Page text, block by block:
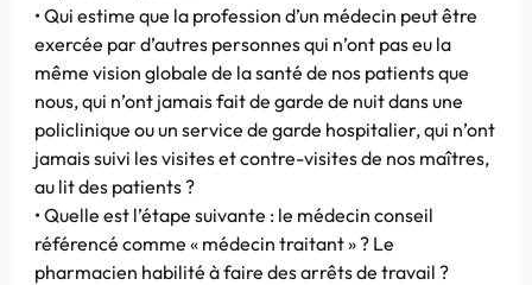
• Qui estime que la profession d’un médecin peut être
exercée par d’autres personnes qui n’ont pas eu la
même vision globale de la santé de nos patients que
nous, qui n’ont jamais fait de garde de nuit dans une
policlinique ou un service de garde hospitalier, qui n’ont
jamais suivi les visites et contre-visites de nos maîtres,
au lit des patients ?
• Quelle est l’étape suivante : le médecin conseil
référencé comme « médecin traitant » ? Le
pharmacien habilité à faire des arrêts de travail ?